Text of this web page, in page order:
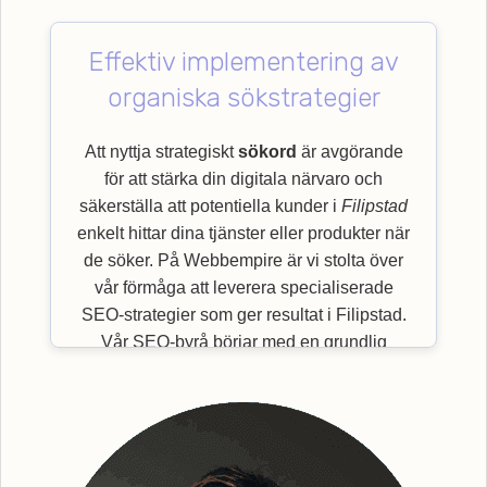
Effektiv implementering av
organiska sökstrategier
Att nyttja strategisktsökord är avgörande
för att stärka din digitala närvaro och
säkerställa att potentiella kunder i Filipstad
enkelt hittar dina tjänster eller produkter när
de söker. På Webbempire är vi stolta över
vår förmåga att leverera specialiserade
SEO-strategier som ger resultat i Filipstad.
Vår SEO-byrå börjar med en grundlig
Genom en effektiv implementering av
organiska sökstrategier, säkerställer vi en
bättre synlighet för din webbplats. Efter